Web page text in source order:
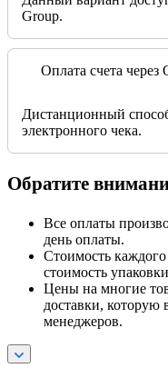
Group.
Оплата счета
Дистанционный
электронного чека.
Обратите
Все оплаты
день оплаты.
Стоимость каждого
стоимость
Цены на многие
доставки,
менеджеров.